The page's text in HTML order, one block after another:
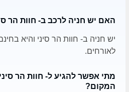
האם יש חניה לרכב ב- חוות הר
יש חניה ב- חוות הר סיני והיא
לאורחים.
מתי אפשר להגיע ל- חוות הר
המקום?